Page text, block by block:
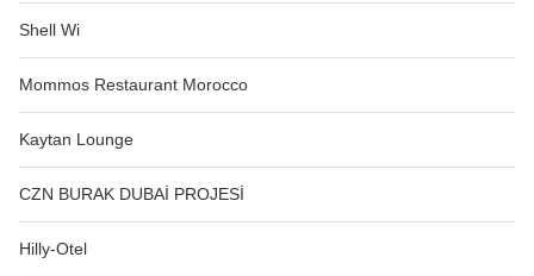
Shell Wi
Mommos Restaurant Morocco
Kaytan Lounge
CZN BURAK DUBAİ PROJESİ
Hilly-Otel